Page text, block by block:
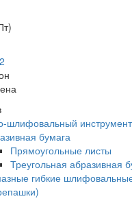
шлифовальный инструмент
бумага
Прямоугольные листы
Треугольная абразивная
гибкие